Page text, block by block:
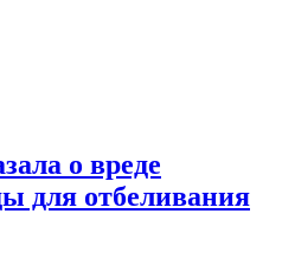
о вреде
для отбеливания